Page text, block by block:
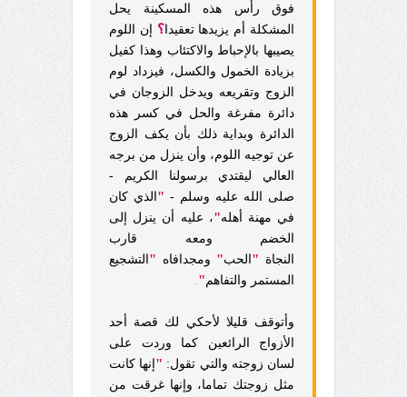
فوق رأس هذه المسكينة يحل
المشكلة أم يزيدها تعقيدا؟ إن اللوم
يصيبها بالإحباط والاكتئاب وهذا كفيل
بزيادة الخمول والكسل، فيزداد لوم
الزوج وتقريعه ويدخل الزوجان في
دائرة مفرغة والحل في كسر هذه
الدائرة وبداية ذلك بأن يكف الزوج
عن توجيه اللوم، وأن ينزل من برجه
العالي ليقتدي برسولنا الكريم -
صلى الله عليه وسلم - " الذي كان
في مهنة أهله"، عليه أن ينزل إلى
الخضم ومعه قارب
النجاة " الحب" ومجدافاه " التشجيع
المستمر والتفاهم "
وأتوقف قليلا لأحكي لك قصة أحد
الأزواج الرائعين كما وردت على
لسان زوجته والتي تقول: " إنها كانت
مثل زوجتك تماما، وإنها غرقت من